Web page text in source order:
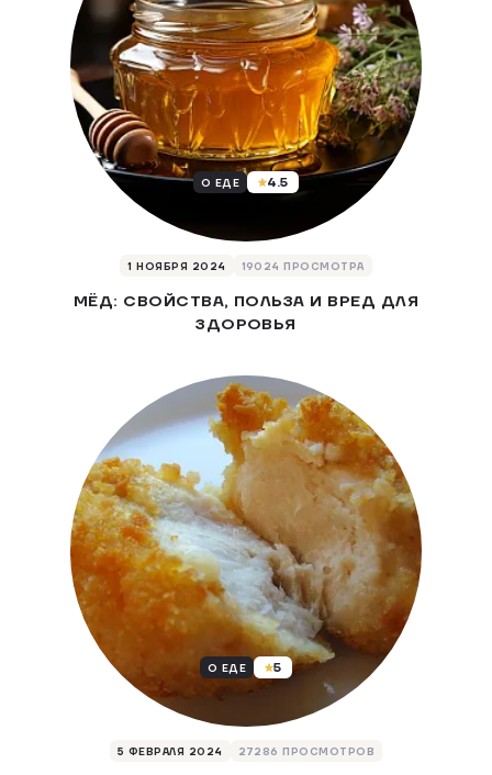
О ЕДЕ 4.5
1 НОЯБРЯ 2024 19024 ПРОСМОТРА
МЁД: СВОЙСТВА, ПОЛЬЗА И ВРЕД ДЛЯ
ЗДОРОВЬЯ
О ЕДЕ 5
5 ФЕВРАЛЯ 2024 27286 ПРОСМОТРОВ